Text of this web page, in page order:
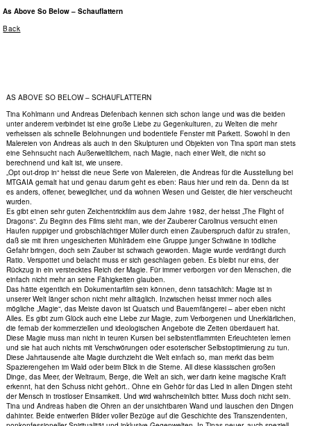
As Above So Below – Schauflattern
Back
AS ABOVE SO BELOW – SCHAUFLATTERN
Tina Kohlmann und Andreas Diefenbach kennen sich schon lange und was die beiden
unter anderem verbindet ist eine große Liebe zu Gegenkulturen, zu Welten die mehr
verheissen als schnelle Belohnungen und bodentiefe Fenster mit Parkett. Sowohl in den
Malereien von Andreas als auch in den Skulpturen und Objekten von Tina spürt man stets
eine Sehnsucht nach Außerweltlichem, nach Magie, nach einer Welt, die nicht so
berechnend und kalt ist, wie unsere.
„Opt out-drop in“ heisst die neue Serie von Malereien, die Andreas für die Ausstellung bei
MTGAIA gemalt hat und genau darum geht es eben: Raus hier und rein da. Denn da ist
es anders, offener, beweglicher, und da wohnen Wesen und Geister, die hier verscheucht
wurden.
Es gibt einen sehr guten Zeichentrickfilm aus dem Jahre 1982, der heisst „The Flight of
Dragons“. Zu Beginn des Films sieht man, wie der Zauberer Carolinus versucht einen
Haufen ruppiger und grobschlächtiger Müller durch einen Zauberspruch dafür zu strafen,
daß sie mit ihren ungesicherten Mühlrädern eine Gruppe junger Schwäne in tödliche
Gefahr bringen, doch sein Zauber ist schwach geworden. Magie wurde verdrängt durch
Ratio. Verspottet und belacht muss er sich geschlagen geben. Es bleibt nur eins, der
Rückzug in ein verstecktes Reich der Magie. Für immer verborgen vor den Menschen, die
einfach nicht mehr an seine Fähigkeiten glauben.
Das hätte eigentlich ein Dokumentarfilm sein können, denn tatsächlich: Magie ist in
unserer Welt länger schon nicht mehr alltäglich. Inzwischen heisst immer noch alles
mögliche „Magie“, das Meiste davon ist Quatsch und Bauernfängerei – aber eben nicht
Alles. Es gibt zum Glück auch eine Liebe zur Magie, zum Verborgenen und Unerklärlichen,
die fernab der kommerziellen und ideologischen Angebote die Zeiten überdauert hat.
Diese Magie muss man nicht in teuren Kursen bei selbstentflammten Erleuchteten lernen
und sie hat auch nichts mit Verschwörungen oder esoterischer Selbstoptimierung zu tun.
Diese Jahrtausende alte Magie durchzieht die Welt einfach so, man merkt das beim
Spazierengehen im Wald oder beim Blick in die Sterne. All diese klassischen großen
Dinge, das Meer, der Weltraum, Berge, die Welt an sich, wer darin keine magische Kraft
erkennt, hat den Schuss nicht gehört.. Ohne ein Gehör für das Lied in allen Dingen steht
der Mensch in trostloser Einsamkeit. Und wird wahrscheinlich bitter. Muss doch nicht sein.
Tina und Andreas haben die Ohren an der unsichtbaren Wand und lauschen den Dingen
dahinter. Beide entwerfen Bilder voller Bezüge auf die Geschichte des Transzendenten,